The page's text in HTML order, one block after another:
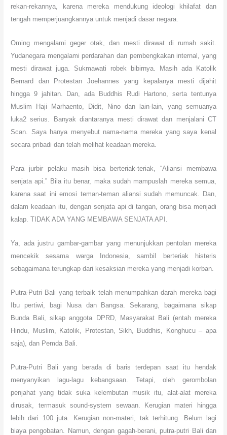
rekan-rekannya, karena mereka mendukung ideologi khilafat dan
tengah memperjuangkannya untuk menjadi dasar negara.
Oming mengalami geger otak, dan mesti dirawat di rumah sakit.
Yudanegara mengalami perdarahan dan pembengkakan internal, yang
mesti dirawat juga. Sukmawati robek bibirnya. Masih ada Katolik
Bernard dan Protestan Joehannes yang kepalanya mesti dijahit
hingga 9 jahitan. Dan, ada Buddhis Rudi Hartono, serta tentunya
Muslim Haji Marhaento, Didit, Nino dan lain-lain, yang semuanya
luka2 serius. Banyak diantaranya mesti dirawat dan menjalani CT
Scan. Saya hanya menyebut nama-nama mereka yang saya kenal
secara pribadi dan telah melihat keadaan mereka.
Para jurbir pelaku masih bisa berteriak-teriak, “Aliansi membawa
senjata api.” Bila itu benar, maka sudah mampuslah mereka semua,
karena saat ini emosi teman-teman aliansi sudah memuncak. Dan,
dalam keadaan itu, dengan senjata api di tangan, orang bisa menjadi
kalap. TIDAK ADA YANG MEMBAWA SENJATA API.
Ya, ada justru gambar-gambar yang menunjukkan pentolan mereka
mencekik sesama warga Indonesia, sambil berteriak histeris
sebagaimana terungkap dari kesaksian mereka yang menjadi korban.
Putra-Putri Bali yang terbaik telah menumpahkan darah mereka bagi
Ibu pertiwi, bagi Nusa dan Bangsa. Sekarang, bagaimana sikap
Bunda Bali, sikap anggota DPRD, Masyarakat Bali (entah mereka
Hindu, Muslim, Katolik, Protestan, Sikh, Buddhis, Konghucu – apa
saja), dan Pemda Bali.
Putra-Putri Bali yang berada di baris terdepan saat itu hendak
menyanyikan lagu-lagu kebangsaan. Tetapi, oleh gerombolan
penjahat yang tidak suka kelembutan musik itu, alat-alat mereka
dirusak, termasuk sound-system sewaan. Kerugian materi hingga
lebih dari 100 juta. Kerugian non-materi, tak terhitung. Belum lagi
biaya pengobatan. Namun, dengan gagah-berani, putra-putri Bali dan